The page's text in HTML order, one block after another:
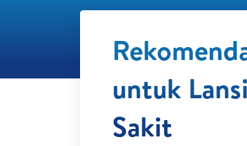
untuk
Sakit